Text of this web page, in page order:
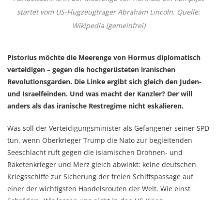
startet vom US-Flugzeugträger Abraham Lincoln. Quelle:
Wikipedia (gemeinfrei)
Pistorius möchte die Meerenge von Hormus diplomatisch
verteidigen – gegen die hochgerüsteten iranischen
Revolutionsgarden. Die Linke ergibt sich gleich den Juden-
und Israelfeinden. Und was macht der Kanzler? Der will
anders als das iranische Restregime nicht eskalieren.
Was soll der Verteidigungsminister als Gefangener seiner SPD
tun, wenn Oberkrieger Trump die Nato zur begleitenden
Seeschlacht ruft gegen die islamischen Drohnen- und
Raketenkrieger und Merz gleich abwinkt: keine deutschen
Kriegsschiffe zur Sicherung der freien Schiffspassage auf
einer der wichtigsten Handelsrouten der Welt. Wie einst